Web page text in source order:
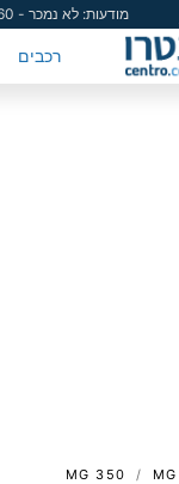
מודעות: לא נמכר - 3260, סה"כ - 54629
רכבים
MG
MG 350